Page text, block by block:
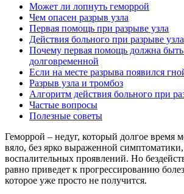
Может ли лопнуть геморрой
Чем опасен разрыв узла
Первая помощь при разрыве узла
Действия больного при разрыве узла
Почему первая помощь должна
долговременной
Если на месте разрыва появился
Разрыв узла и тромбоз
Алгоритм действия больного при
Частые вопросы
Полезные советы
Геморрой – недуг, который долгое время
вяло, без ярко выраженной
воспалительных проявлений. Но
равно приведет к прогрессированию
которое уже просто не получится.